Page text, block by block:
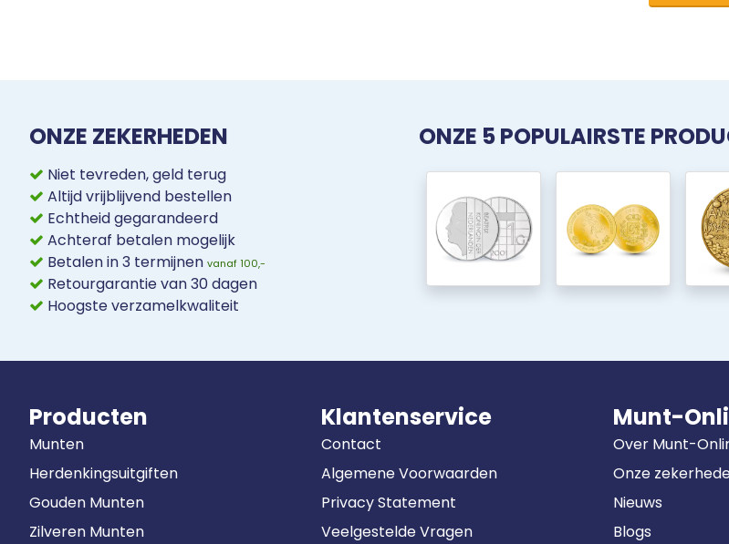
ONZE ZEKERHEDEN
Niet tevreden, geld terug
Altijd vrijblijvend bestellen
Echtheid gegarandeerd
Achteraf betalen mogelijk
Betalen in 3 termijnen vanaf 100,-
Retourgarantie van 30 dagen
Hoogste verzamelkwaliteit
ONZE 5 POPULAIRSTE
Producten
Munten
Herdenkingsuitgiften
Gouden Munten
Zilveren Munten
Klantenservice
Contact
Algemene Voorwaarden
Privacy Statement
Veelgestelde Vragen
Munt-
Over Munt-
Onze
Nieuws
Blogs